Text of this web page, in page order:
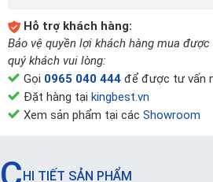
Hỗ trợ khách hàng:
Bảo vệ quyền lợi khách hàng mua
quý khách vui lòng:
Gọi 0965 040 444 để được tư vấn
Đặt hàng tại kingbest.vn
Xem sản phẩm tại các Showroom
HI TIẾT SẢN PHẨM